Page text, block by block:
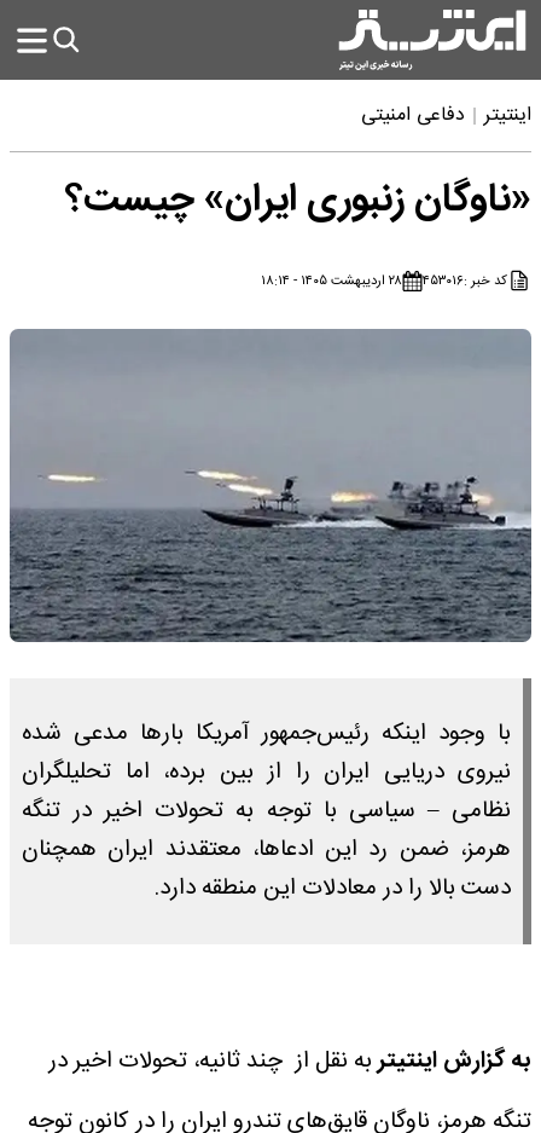
اینتیتر دفاعی امنیتی
«ناوگان زنبوری ایران» چیست؟
کد خبر :۴۵۳۰۱۶ ۲۸ اردیبهشت ۱۴۰۵ - ۱۸:۱۴
با وجود اینکه رئیس‌جمهور آمریکا بارها مدعی شده
نیروی دریایی ایران را از بین برده، اما تحلیلگران
نظامی – سیاسی با توجه به تحولات اخیر در تنگه
هرمز، ضمن رد این ادعاها، معتقدند ایران همچنان
دست بالا را در معادلات این منطقه دارد.
به گزارش اینتیتربه نقل از چند ثانیه، تحولات اخیر در
تنگه هرمز، ناوگان قایق‌های تندرو ایران را در کانون توجه